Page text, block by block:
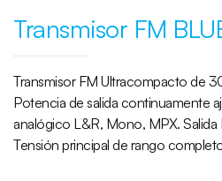
Transmisor FM
Transmisor FM Ultracompacto de
Potencia de salida continuamente
analógico L&R, Mono, MPX.
Tensión principal de rango